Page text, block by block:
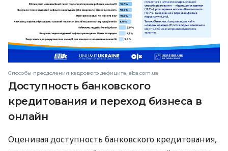
Способы преодоления кадрового дефицита, eba.com.ua
Доступность банковского
кредитования и переход бизнеса в
онлайн
Оценивая доступность банковского кредитования,